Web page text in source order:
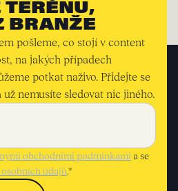
BRANŽE
pošleme, co stojí v content
na jakých případech
potkat naživo. Přidejte se
nemusíte sledovat nic jiného.
obchodními podmínkami a se
údajů.*